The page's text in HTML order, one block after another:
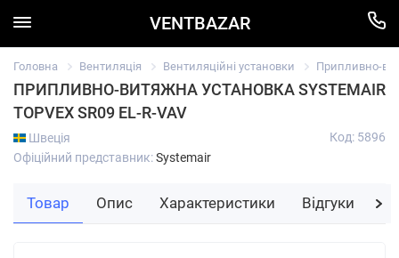
VENTBAZAR
Головна Вентиляція Вентиляційні установки Припливно-
ПРИПЛИВНО-ВИТЯЖНА УСТАНОВКА SYSTEMAIR
TOPVEX SR09 EL-R-VAV
Швеція
Офіційний представник:Systemair
Код: 5896
Товар Опис Характеристики Відгуки